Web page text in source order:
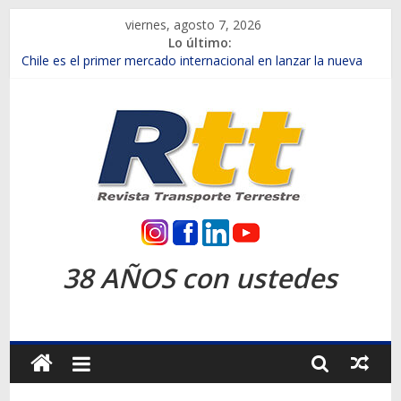
contenido
viernes, agosto 7, 2026
Lo último:
Chile es el primer mercado internacional en lanzar la nueva
Salfa suma vehículos electrificados de Chevrolet en el Biobío
Samex amplía su red con nuevas sucursales en Rancagua y
SINOTRUK Pick-ups presentó la recién estrenada Bolden en
la Expo Compras Públicas 2026
Revista
Transporte
Terrestre
38 AÑOS con ustedes